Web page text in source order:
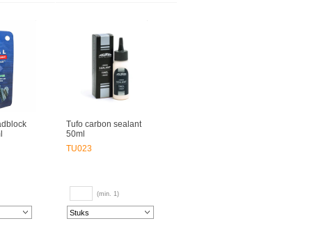
Tufo carbon sealant
50ml
TU023
(min. 1)